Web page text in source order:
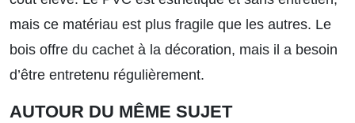
mais ce matériau est plus fragile que les autres. Le
bois offre du cachet à la décoration, mais il a besoin
d’être entretenu régulièrement.
AUTOUR DU MÊME SUJET